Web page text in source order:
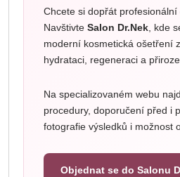
Chcete si dopřát
Navštivte Salon Dr.Nek , kde
moderní kosmetická ošetření
hydrataci, regeneraci a
Na specializovaném webu
procedury, doporučení před i
fotografie výsledků i možnost
Objednat se do Salonu